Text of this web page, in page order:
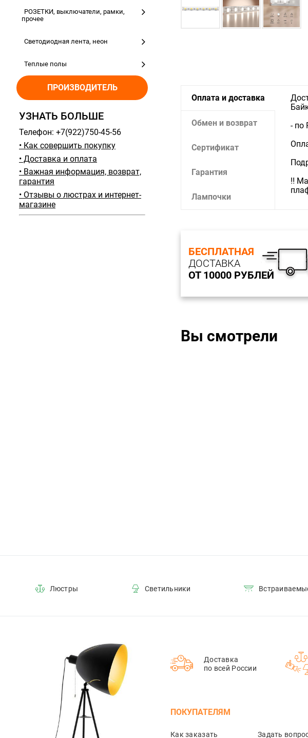
РОЗЕТКИ, выключатели, рамки,
прочее
Светодиодная лента, неон
Теплые полы
ПРОИЗВОДИТЕЛЬ
УЗНАТЬ БОЛЬШЕ
Телефон: +7(922)750-45-56
• Как совершить покупку
• Доставка и оплата
• Важная информация, возврат,
гарантия
• Отзывы о люстрах и интернет-
магазине
Оплата и доставка
Обмен и возврат
Сертификат
Гарантия
Лампочки
- по
‼️
БЕСПЛАТНАЯ
ДОСТАВКА
ОТ 10000 РУБЛЕЙ
Вы смотрели
Люстры Светильники
Доставка
по всей России
ПОКУПАТЕЛЯМ
Как заказать Задать